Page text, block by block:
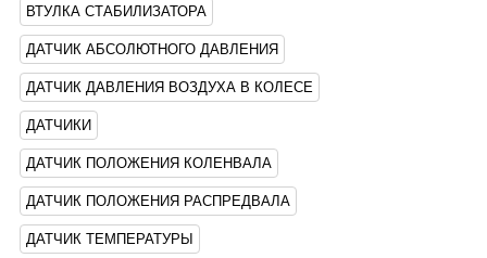
ВТУЛКА СТАБИЛИЗАТОРА
ДАТЧИК АБСОЛЮТНОГО ДАВЛЕНИЯ
ДАТЧИК ДАВЛЕНИЯ ВОЗДУХА В КОЛЕСЕ
ДАТЧИКИ
ДАТЧИК ПОЛОЖЕНИЯ КОЛЕНВАЛА
ДАТЧИК ПОЛОЖЕНИЯ РАСПРЕДВАЛА
ДАТЧИК ТЕМПЕРАТУРЫ